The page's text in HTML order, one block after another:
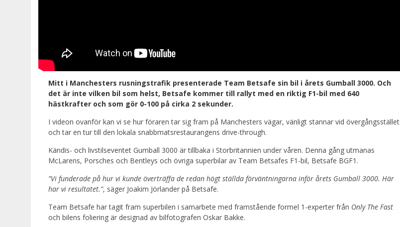
Mitt i Manchesters rusningstrafik presenterade Team Betsafe sin bil i årets Gumball 3000. Och
det är inte vilken bil som helst, Betsafe kommer till rallyt med en riktig F1-bil med 640
hästkrafter och som gör 0-100 på cirka 2 sekunder.
I videon ovanför kan vi se hur föraren tar sig fram på Manchesters vägar, vänligt stannar vid övergångsstället
och tar en tur till den lokala snabbmatsrestaurangens drive-through.
Kändis- och livstilseventet Gumball 3000 är tillbaka i Storbritannien under våren. Denna gång utmanas
McLarens, Porsches och Bentleys och övriga superbilar av Team Betsafes F1-bil, Betsafe BGF1.
”Vi funderade på hur vi kunde överträffa de redan högt ställda förväntningarna inför årets Gumball 3000. Här
har vi resultatet.”, säger Joakim Jörlander på Betsafe.
Team Betsafe har tagit fram superbilen i samarbete med framstående formel 1-experter från Only The Fast
och bilens foliering är designad av bilfotografen Oskar Bakke.